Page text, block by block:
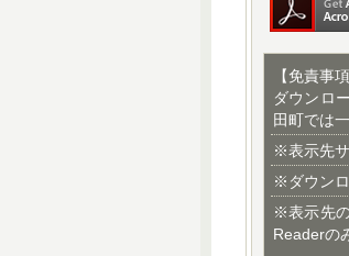
【免責事項
ダウンロ
田町では
※表示先サ
※ダウンロ
※表示先
Readerの